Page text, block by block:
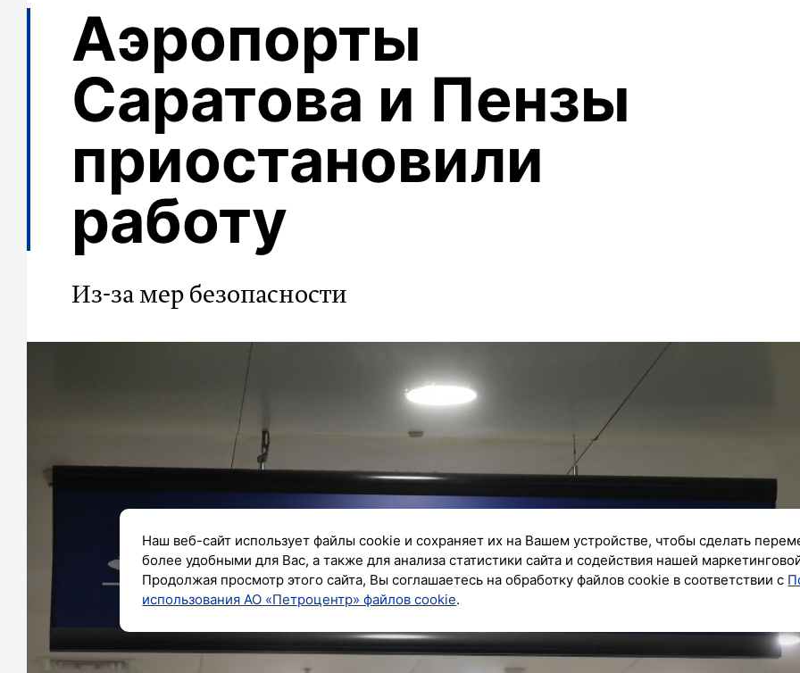
Аэропорты
Саратова и Пензы
приостановили
работу
Из-за мер безопасности
Наш веб-сайт использует файлы cookie и сохраняет их на Вашем устройстве, чтобы сделать
более удобными для Вас, а также для анализа статистики сайта и содействия нашей
Продолжая просмотр этого сайта, Вы соглашаетесь на обработку файлов cookie в соответствии с
использования АО «Петроцентр» файлов cookie.